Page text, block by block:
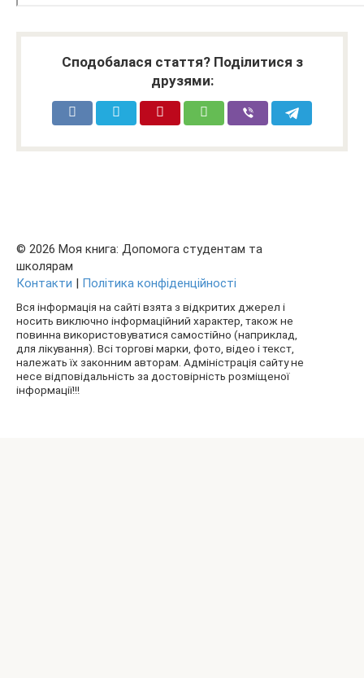
Сподобалася стаття? Поділитися з
друзями:
© 2026 Моя книга: Допомога студентам та
школярам
Контакти | Політика конфіденційності
Вся інформація на сайті взята з відкритих джерел і
носить виключно інформаційний характер, також не
повинна використовуватися самостійно (наприклад,
для лікування). Всі торгові марки, фото, відео і текст,
належать їх законним авторам. Адміністрація сайту не
несе відповідальність за достовірність розміщеної
інформації!!!